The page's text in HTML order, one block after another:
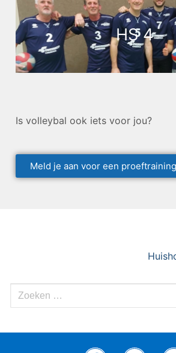
HS 4
Is volleybal ook iets voor jou?
Meld je aan voor een